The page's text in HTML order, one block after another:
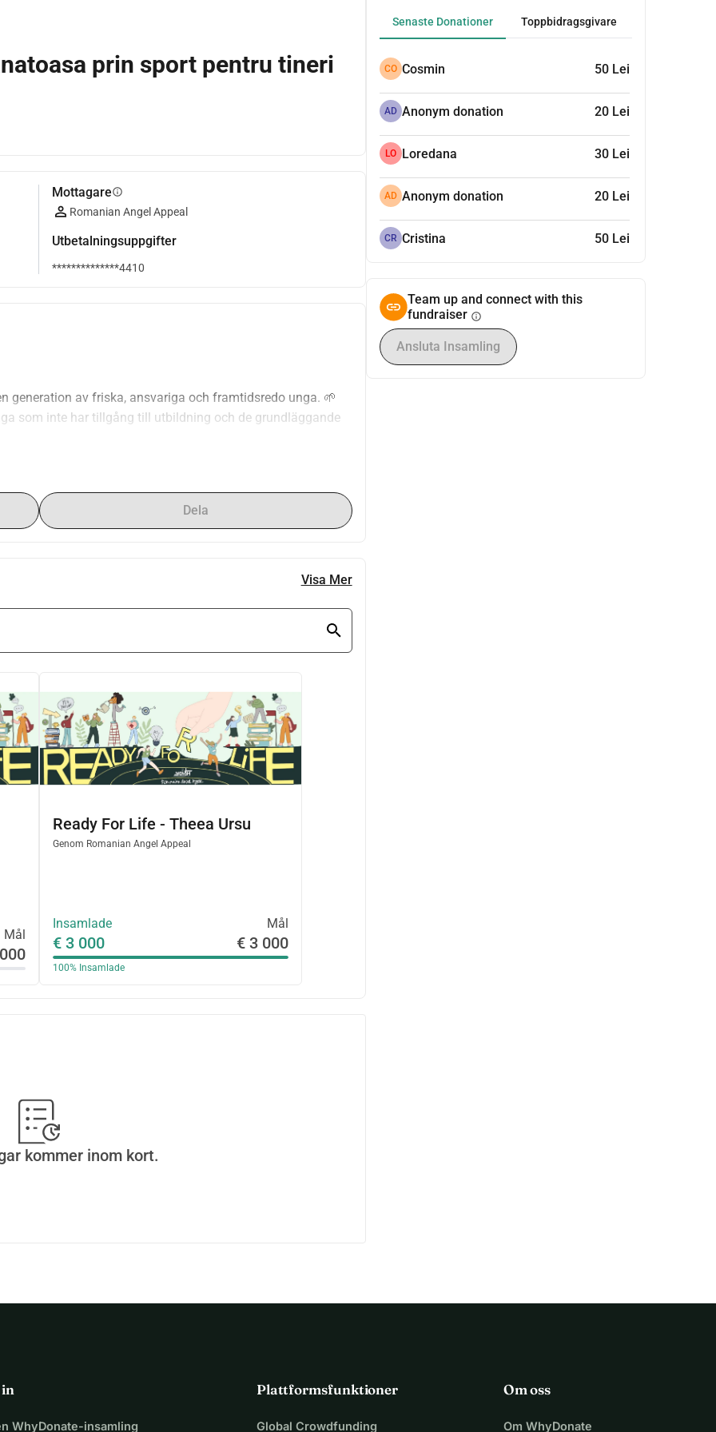
prin sport pentru tineri
Mottagareinfo
Romanian Angel Appeal
Utbetalningsuppgifter
**************4410
generation av friska, ansvariga och framtidsredo unga. 🌱
som inte har tillgång till utbildning och de grundläggande
till de färdigheter som behövs för vuxenlivet. Därför
hantera stress, ångest och panikattacker.
livsstil, bidra till att förebygga sjukdomar, öka energin och
Dela
Visa Mer
Mål
Ready For Life - Theea Ursu
Genom Romanian Angel Appeal
Insamlade Mål
€ 3 000 € 3 000
100% Insamlade
kommer inom kort.
Senaste Donationer Toppbidragsgivare
CO Cosmin 50 Lei
AD Anonym donation 20 Lei
LO Loredana 30 Lei
AD Anonym donation 20 Lei
CR Cristina 50 Lei
Team up and connect with this
fundraiser info
Ansluta Insamling
in
WhyDonate-insamling
Plattformsfunktioner
Global Crowdfunding
Om oss
Om WhyDonate